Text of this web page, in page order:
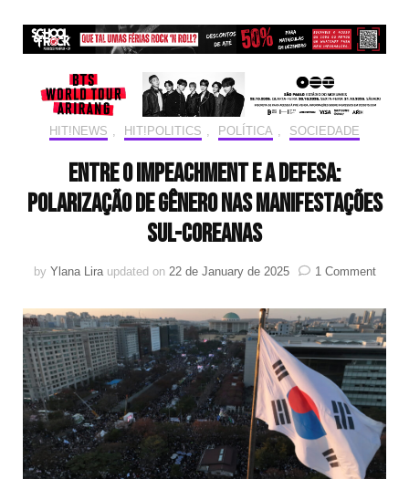
HIT!NEWS HIT!POLITICS POLÍTICA SOCIEDADE
Entre o impeachment e a defesa:
polarização de gênero nas manifestações
sul-coreanas
by Ylana Lira updated on 22 de January de 2025 1 Commenton
o
e
a
nas